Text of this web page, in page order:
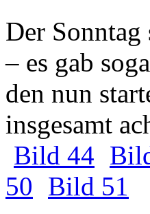
Der
– es gab
den nun
insgesamt
Bild 44
50 Bild 51